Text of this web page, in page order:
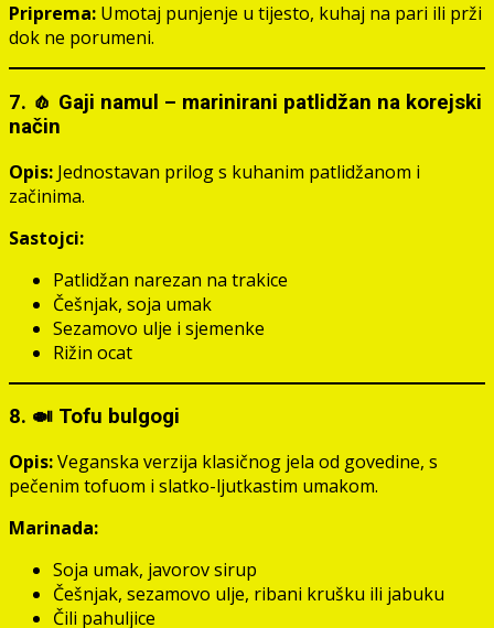
Priprema: Umotaj punjenje u tijesto, kuhaj na pari ili prži
dok ne porumeni.
7. 🧄 Gaji namul – marinirani patlidžan na korejski
način
Opis: Jednostavan prilog s kuhanim patlidžanom i
začinima.
Sastojci:
Patlidžan narezan na trakice
Češnjak, soja umak
Sezamovo ulje i sjemenke
Rižin ocat
8. 🍛 Tofu bulgogi
Opis:Veganska verzija klasičnog jela od govedine, s
pečenim tofuom i slatko-ljutkastim umakom.
Marinada:
Soja umak, javorov sirup
Češnjak, sezamovo ulje, ribani krušku ili jabuku
Čili pahuljice